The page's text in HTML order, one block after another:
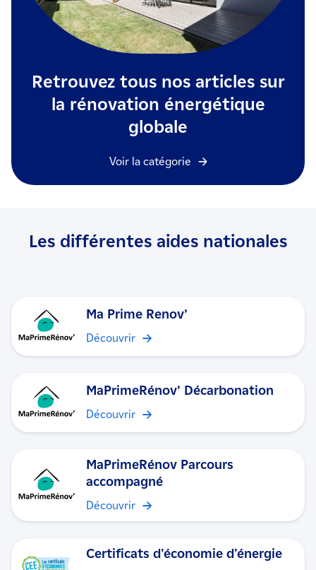
Retrouvez tous nos articles sur
la rénovation énergétique
globale
Voir la catégorie
Les différentes aides nationales
Ma Prime Renov’
Découvrir
MaPrimeRénov’ Décarbonation
Découvrir
MaPrimeRénov Parcours
accompagné
Découvrir
Certificats d'économie d'énergie